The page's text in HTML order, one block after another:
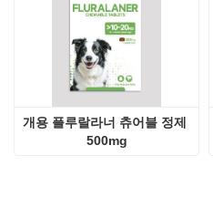
개용 플루랄라너 츄어블 정제
500mg